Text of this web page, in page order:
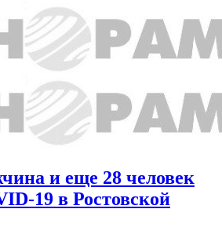
и еще 28 человек
19 в Ростовской